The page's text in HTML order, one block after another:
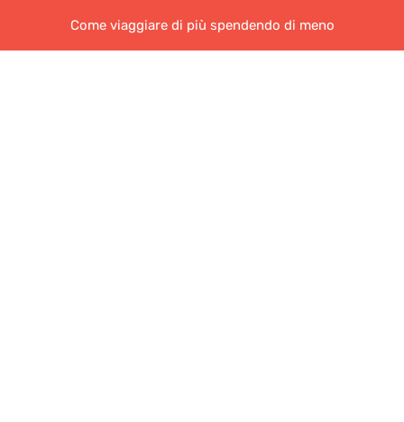
Come viaggiare di più spendendo di meno